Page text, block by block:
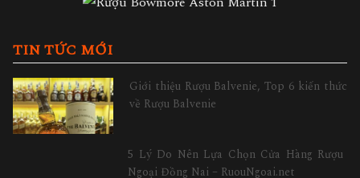
TIN TỨC MỚI
Giới thiệu Rượu Balvenie, Top 6 kiến thức
về Rượu Balvenie
5 Lý Do Nên Lựa Chọn Cửa Hàng Rượu
Ngoại Đồng Nai – RuouNgoai.net